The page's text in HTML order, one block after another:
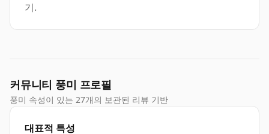
기.
커뮤니티 풍미 프로필
풍미 속성이 있는 27개의 보관된 리뷰 기반
대표적 특성